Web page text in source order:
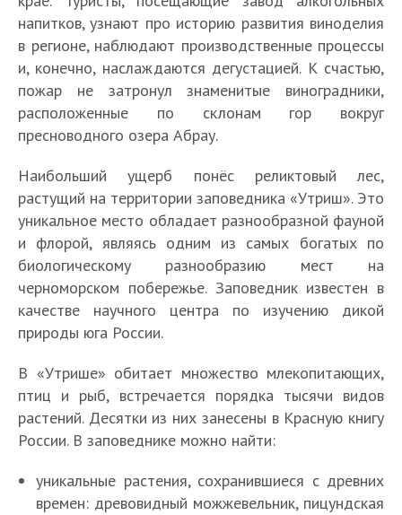
напитков, узнают про историю развития виноделия
в регионе, наблюдают производственные процессы
и, конечно, наслаждаются дегустацией. К счастью,
пожар не затронул знаменитые виноградники,
расположенные по склонам гор вокруг
пресноводного озера Абрау.
Наибольший ущерб понёс реликтовый лес,
растущий на территории заповедника «Утриш». Это
уникальное место обладает разнообразной фауной
и флорой, являясь одним из самых богатых по
биологическому разнообразию мест на
черноморском побережье. Заповедник известен в
качестве научного центра по изучению дикой
природы юга России.
В «Утрише» обитает множество млекопитающих,
птиц и рыб, встречается порядка тысячи видов
растений. Десятки из них занесены в Красную книгу
России. В заповеднике можно найти:
уникальные растения, сохранившиеся с древних
времен: древовидный можжевельник, пицундская